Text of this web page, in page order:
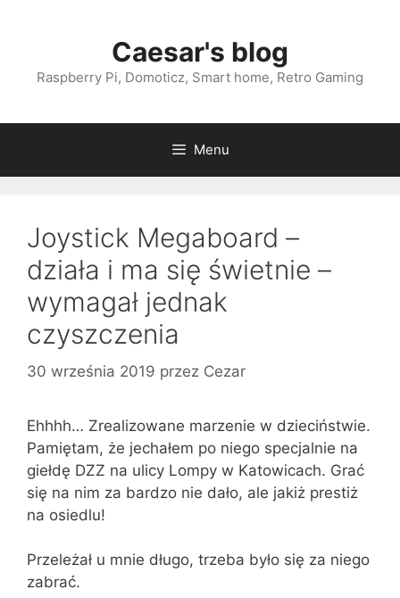
Caesar's blog
Raspberry Pi, Domoticz, Smart home, Retro Gaming
Menu
Joystick Megaboard –
działa i ma się świetnie –
wymagał jednak
czyszczenia
30 września 2019 przez Cezar
Ehhhh… Zrealizowane marzenie w dzieciństwie.
Pamiętam, że jechałem po niego specjalnie na
giełdę DZZ na ulicy Lompy w Katowicach. Grać
się na nim za bardzo nie dało, ale jakiż prestiż
na osiedlu!
Przeleżał u mnie długo, trzeba było się za niego
zabrać.